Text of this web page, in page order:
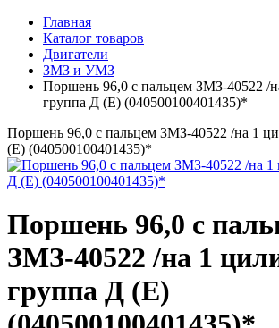
Главная
Каталог товаров
Двигатели
ЗМЗ и УМЗ
Поршень 96,0 с пальцем ЗМЗ-40522 /
группа Д (E) (040500100401435)*
Поршень 96,0 с пальцем ЗМЗ-40522 /на 1
(E) (040500100401435)*
Поршень 96,0 с
ЗМЗ-40522 /на 1
группа Д (E)